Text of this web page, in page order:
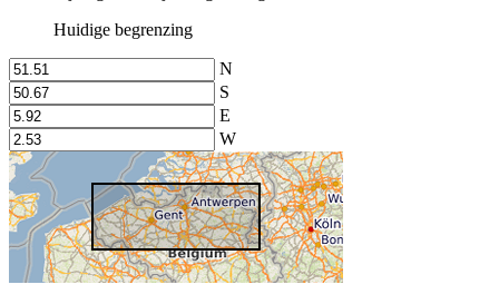
Huidige begrenzing
N
S
E
W